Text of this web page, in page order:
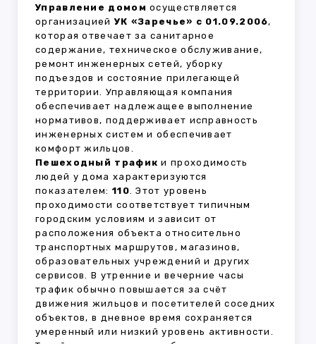
Управление домом осуществляется
организациейУК «Заречье» с 01.09.2006,
которая отвечает за санитарное
содержание, техническое обслуживание,
ремонт инженерных сетей, уборку
подъездов и состояние прилегающей
территории. Управляющая компания
обеспечивает надлежащее выполнение
нормативов, поддерживает исправность
инженерных систем и обеспечивает
комфорт жильцов.
Пешеходный трафик и проходимость
людей у дома характеризуются
показателем: 110. Этот уровень
проходимости соответствует типичным
городским условиям и зависит от
расположения объекта относительно
транспортных маршрутов, магазинов,
образовательных учреждений и других
сервисов. В утренние и вечерние часы
трафик обычно повышается за счёт
движения жильцов и посетителей соседних
объектов, в дневное время сохраняется
умеренный или низкий уровень активности.